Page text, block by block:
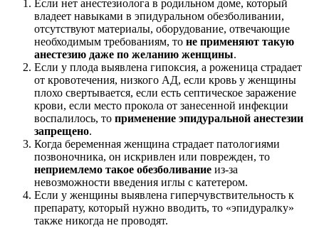
Если нет анестезиолога в родильном доме, который
владеет навыками в эпидуральном обезболивании,
отсутствуют материалы, оборудование, отвечающие
необходимым требованиям, то не применяют такую
анестезию даже по желанию женщины.
Если у плода выявлена гипоксия, а роженица страдает
от кровотечения, низкого АД, если кровь у женщины
плохо свертывается, если есть септическое заражение
крови, если место прокола от занесенной инфекции
воспалилось, то применение эпидуральной анестезии
запрещено.
Когда беременная женщина страдает патологиями
позвоночника, он искривлен или поврежден, то
неприемлемо такое обезболивание из-за
невозможности введения иглы с катетером.
Если у женщины выявлена гиперчувствительность к
препарату, который нужно вводить, то «эпидуралку»
также никогда не проводят.